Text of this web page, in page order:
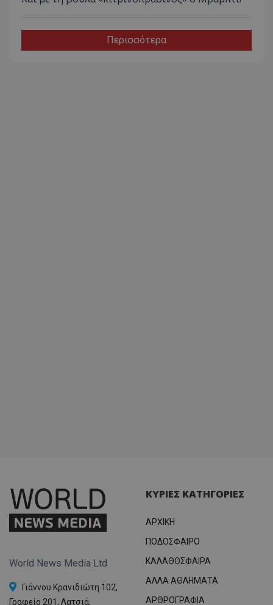
Περισσότερα
World News Media Ltd
Γιάννου Κρανιδιώτη 102,
Γραφείο 201, Λατσιά,
ΚΥΡΙΕΣ ΚΑΤΗΓΟΡΙΕΣ
ΑΡΧΙΚΗ
ΠΟΔΟΣΦΑΙΡΟ
ΚΑΛΑΘΟΣΦΑΙΡΑ
ΑΛΛΑ ΑΘΛΗΜΑΤΑ
ΑΡΘΡΟΓΡΑΦΙΑ